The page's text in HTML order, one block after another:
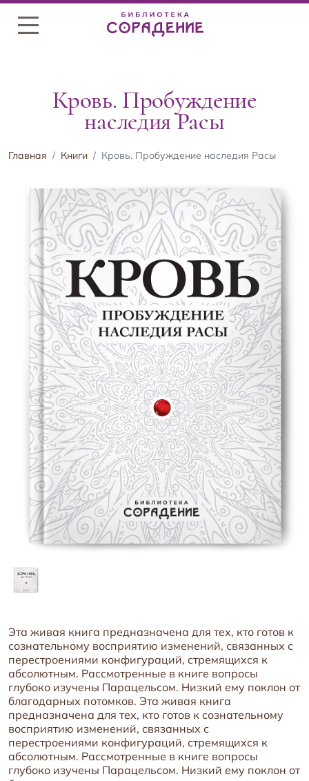
Меню
Кровь. Пробуждение
наследия Расы
Главная Книги Кровь. Пробуждение наследия Расы
Эта живая книга предназначена для тех, кто готов к
сознательному восприятию изменений, связанных с
перестроениями конфигураций, стремящихся к
абсолютным. Рассмотренные в книге вопросы
глубоко изучены Парацельсом. Низкий ему поклон от
благодарных потомков. Эта живая книга
предназначена для тех, кто готов к сознательному
восприятию изменений, связанных с
перестроениями конфигураций, стремящихся к
абсолютным. Рассмотренные в книге вопросы
глубоко изучены Парацельсом. Низкий ему поклон от